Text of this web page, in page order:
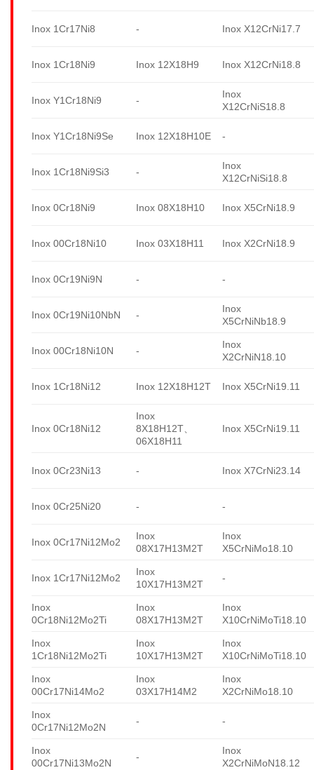
Inox 1Cr17Ni8 - Inox X12CrNi17.7
Inox 1Cr18Ni9 Inox 12X18H9 Inox X12CrNi18.8
Inox Y1Cr18Ni9 -
Inox
X12CrNiS18.8
Inox Y1Cr18Ni9Se Inox 12X18H10E -
Inox 1Cr18Ni9Si3 -
Inox
X12CrNiSi18.8
Inox 0Cr18Ni9 Inox 08X18H10 Inox X5CrNi18.9
Inox 00Cr18Ni10 Inox 03X18H11 Inox X2CrNi18.9
Inox 0Cr19Ni9N - -
Inox 0Cr19Ni10NbN -
Inox
X5CrNiNb18.9
Inox 00Cr18Ni10N -
Inox
X2CrNiN18.10
Inox 1Cr18Ni12 Inox 12X18H12T Inox X5CrNi19.11
Inox 0Cr18Ni12
Inox
8X18H12T、
06X18H11
Inox X5CrNi19.11
Inox 0Cr23Ni13 - Inox X7CrNi23.14
Inox 0Cr25Ni20 - -
Inox 0Cr17Ni12Mo2
Inox
08X17H13M2T
Inox
X5CrNiMo18.10
Inox 1Cr17Ni12Mo2
Inox
10X17H13M2T
-
Inox
0Cr18Ni12Mo2Ti
Inox
08X17H13M2T
Inox
X10CrNiMoTi18.10
Inox
1Cr18Ni12Mo2Ti
Inox
10X17H13M2T
Inox
X10CrNiMoTi18.10
Inox
00Cr17Ni14Mo2
Inox
03X17H14M2
Inox
X2CrNiMo18.10
Inox
0Cr17Ni12Mo2N
- -
Inox
00Cr17Ni13Mo2N
-
Inox
X2CrNiMoN18.12